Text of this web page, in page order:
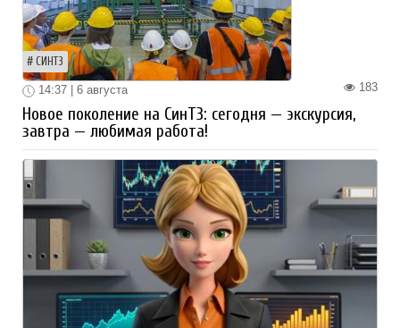
СИНТЗ
183
14:37 | 6 августа
Новое поколение на СинТЗ: сегодня — экскурсия,
завтра — любимая работа!